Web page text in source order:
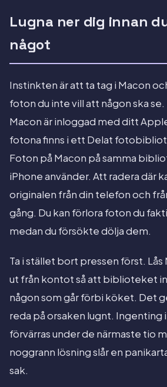
Lugna ner dig innan
något
Instinkten är att ta tag i Macon
foton du inte vill att någon ska
Macon är inloggad med ditt
fotona finns i ett Delat
Foton på Macon på samma
iPhone använder. Att radera där
originalen från din telefon och
gång. Du kan förlora foton du
medan du försökte dölja dem.
Ta i stället bort pressen först.
ut från kontot så att biblioteket
någon som går förbi köket. Det
reda på orsaken lugnt. Ingenting
förvärras under de närmaste tio
noggrann lösning slår en
sak.